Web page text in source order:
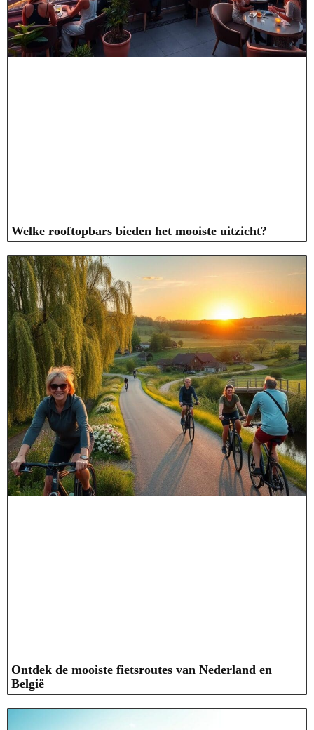
Welke rooftopbars bieden het mooiste uitzicht?
Ontdek de mooiste fietsroutes van Nederland en
België